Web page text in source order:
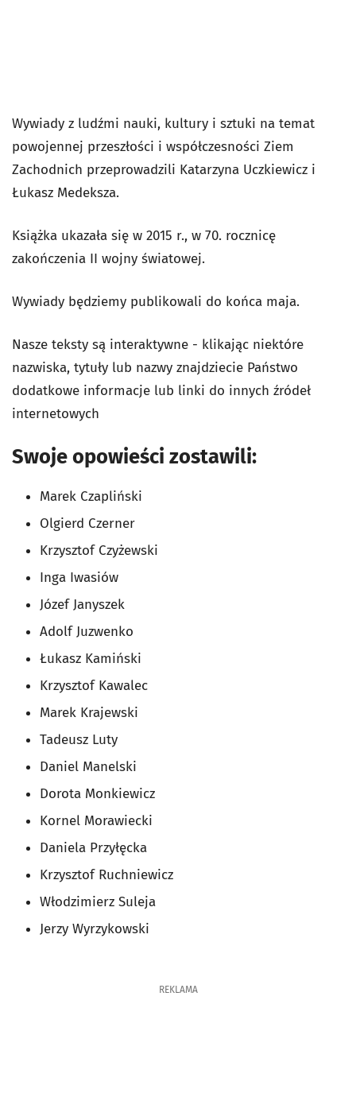
Wywiady z ludźmi nauki, kultury i sztuki na temat
powojennej przeszłości i współczesności Ziem
Zachodnich przeprowadzili Katarzyna Uczkiewicz i
Łukasz Medeksza.
Książka ukazała się w 2015 r., w 70. rocznicę
zakończenia II wojny światowej.
Wywiady będziemy publikowali do końca maja.
Nasze teksty są interaktywne - klikając niektóre
nazwiska, tytuły lub nazwy znajdziecie Państwo
dodatkowe informacje lub linki do innych źródeł
internetowych
Swoje opowieści zostawili:
Marek Czapliński
Olgierd Czerner
Krzysztof Czyżewski
Inga Iwasiów
Józef Janyszek
Adolf Juzwenko
Łukasz Kamiński
Krzysztof Kawalec
Marek Krajewski
Tadeusz Luty
Daniel Manelski
Dorota Monkiewicz
Kornel Morawiecki
Daniela Przyłęcka
Krzysztof Ruchniewicz
Włodzimierz Suleja
Jerzy Wyrzykowski
REKLAMA